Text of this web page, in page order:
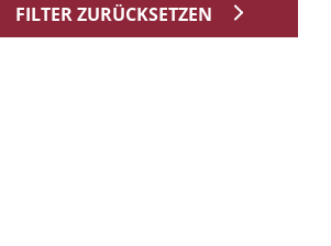
FILTER ZURÜCKSETZEN